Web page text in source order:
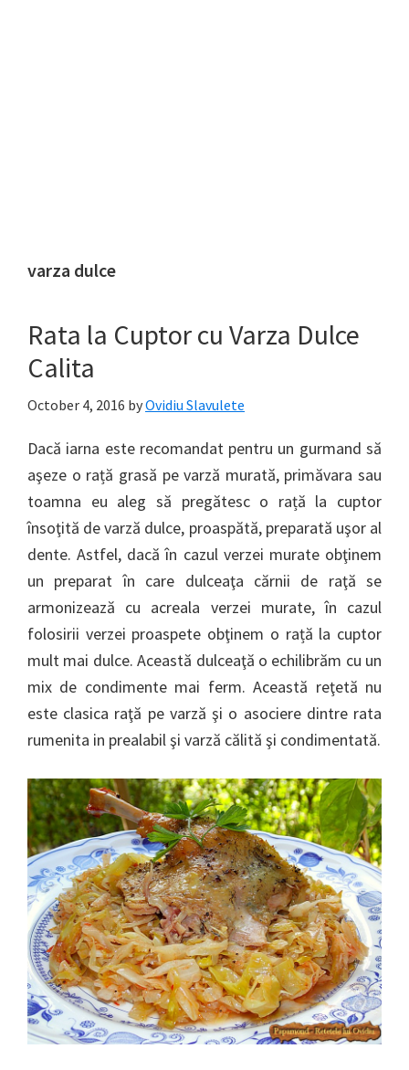
varza dulce
Rata la Cuptor cu Varza Dulce
Calita
October 4, 2016 byOvidiu Slavulete
Dacă iarna este recomandat pentru un gurmand să
aşeze o rață grasă pe varză murată, primăvara sau
toamna eu aleg să pregătesc o rață la cuptor
însoţită de varză dulce, proaspătă, preparată uşor al
dente. Astfel, dacă în cazul verzei murate obţinem
un preparat în care dulceaţa cărnii de raţă se
armonizează cu acreala verzei murate, în cazul
folosirii verzei proaspete obţinem o rață la cuptor
mult mai dulce. Această dulceaţă o echilibrăm cu un
mix de condimente mai ferm. Această reţetă nu
este clasica raţă pe varză şi o asociere dintre rata
rumenita in prealabil şi varză călită şi condimentată.